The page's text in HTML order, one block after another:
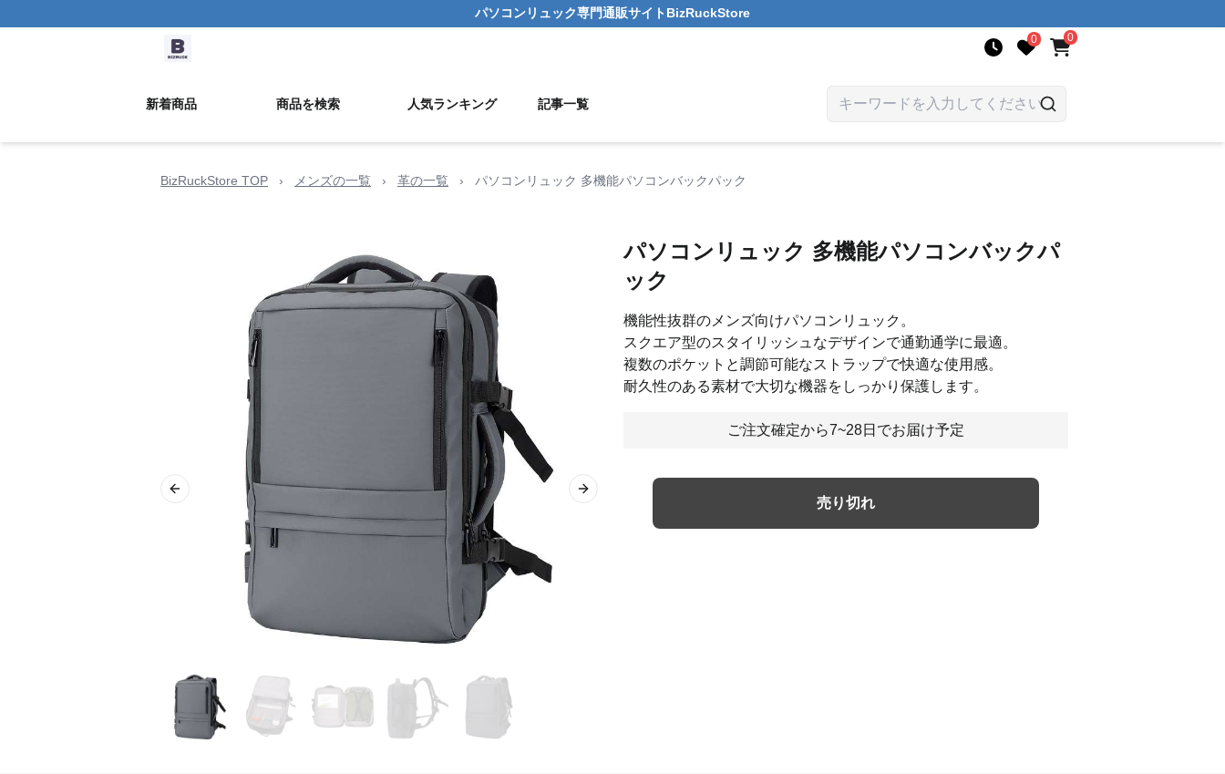
パソコンリュック専門通販サイト BizRuckStore
0 0
新着商品 商品を検索 人気ランキング 記事一覧
BizRuckStore TOP › メンズの一覧 › 革の一覧 › パソコンリュック 多機能パソコンバックパック
Previous slide Next slide
パソコンリュック 多機能パソコンバックパ
ック
機能性抜群のメンズ向けパソコンリュック。
スクエア型のスタイリッシュなデザインで通勤通学に最適。
複数のポケットと調節可能なストラップで快適な使用感。
耐久性のある素材で大切な機器をしっかり保護します。
ご注文確定から7~28日でお届け予定
売り切れ